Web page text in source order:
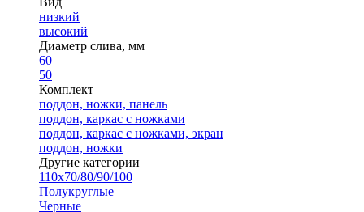
низкий
высокий
Диаметр слива, мм
60
50
Комплект
поддон, ножки, панель
поддон, каркас с ножками
поддон, каркас с ножками, экран
поддон, ножки
Другие категории
110х70/80/90/100
Полукруглые
Черные